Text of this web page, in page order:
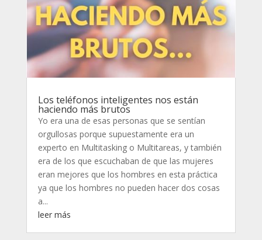
Los teléfonos inteligentes nos están
haciendo más brutos
Yo era una de esas personas que se sentían
orgullosas porque supuestamente era un
experto en Multitasking o Multitareas, y también
era de los que escuchaban de que las mujeres
eran mejores que los hombres en esta práctica
ya que los hombres no pueden hacer dos cosas
a...
leer más